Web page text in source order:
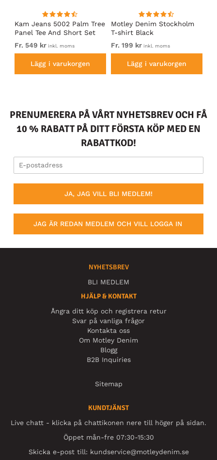
Kam Jeans 5002 Palm Tree
Panel Tee And Short Set
Electric Blue
Fr. 549 kr inkl. moms
Lägg i varukorgen
Motley Denim Stockholm
T-shirt Black
Fr. 199 kr inkl. moms
Lägg i varukorgen
PRENUMERERA PÅ VÅRT NYHETSBREV OCH FÅ
10 % RABATT PÅ DITT FÖRSTA KÖP MED EN
RABATTKOD!
JA, JAG VILL BLI MEDLEM!
JAG ÄR REDAN MEDLEM OCH VILL LOGGA IN
NYHETSBREV
BLI MEDLEM
HJÄLP & KONTAKT
Ångra ditt köp och registrera retur
Svar på vanliga frågor
Kontakta oss
Om Motley Denim
Blogg
B2B Inquiries
Sitemap
KUNDTJÄNST
Live chatt - klicka på chattikonen nere till höger på sidan.
Öppet mån-fre 07:30-15:30
Skicka e-post till: kundservice@motleydenim.se